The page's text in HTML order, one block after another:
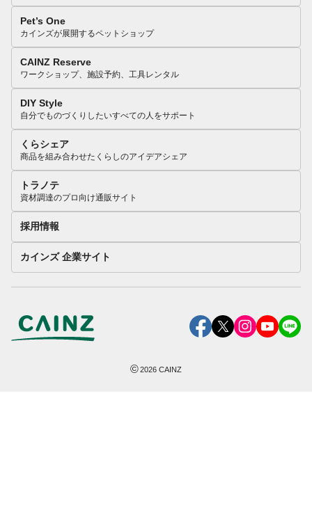
Pet’s One
カインズが展開するペットショップ
CAINZ Reserve
ワークショップ、施設予約、工具レンタル
DIY Style
自分でものづくりしたいすべての人をサポート
くらシェア
商品を組み合わせたくらしのアイデアシェア
トラノテ
資材調達のプロ向け通販サイト
採用情報
カインズ 企業サイト
©2026 CAINZ